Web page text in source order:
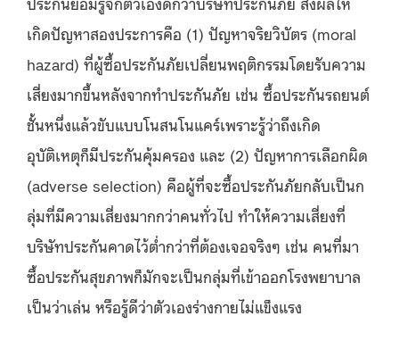
เกิดปัญหาสองประการคือ (1) ปัญหาจริยวิบัตร (moral
hazard) ที่ผู้ซื้อประกันภัยเปลี่ยนพฤติกรรมโดยรับความ
เสี่ยงมากขึ้นหลังจากทำประกันภัย เช่น ซื้อประกันรถยนต์
ชั้นหนึ่งแล้วขับแบบโนสนโนแคร์เพราะรู้ว่าถึงเกิด
อุบัติเหตุก็มีประกันคุ้มครอง และ (2) ปัญหาการเลือกผิด
(adverse selection) คือผู้ที่จะซื้อประกันภัยกลับเป็นก
ลุ่มที่มีความเสี่ยงมากกว่าคนทั่วไป ทำให้ความเสี่ยงที่
บริษัทประกันคาดไว้ต่ำกว่าที่ต้องเจอจริงๆ เช่น คนที่มา
ซื้อประกันสุขภาพก็มักจะเป็นกลุ่มที่เข้าออกโรงพยาบาล
เป็นว่าเล่น หรือรู้ดีว่าตัวเองร่างกายไม่แข็งแรง